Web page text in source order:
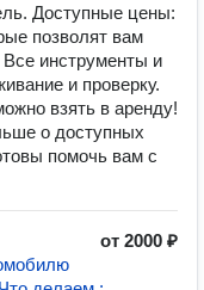
Доступные цены:
позволят вам
Все инструменты и
и проверку.
взять в аренду!
о доступных
помочь вам с
от 2000 ₽